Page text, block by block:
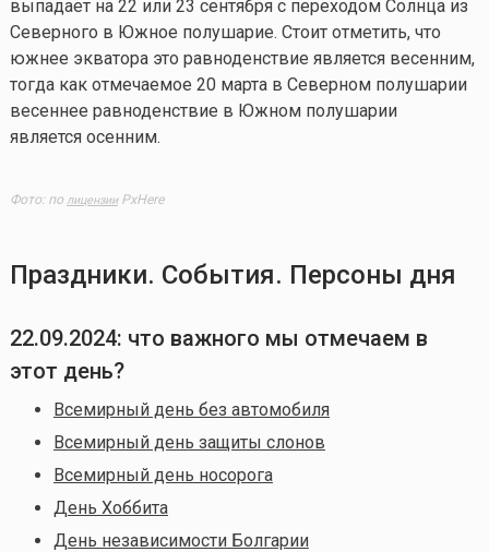
выпадает на 22 или 23 сентября с переходом Солнца из
Северного в Южное полушарие. Стоит отметить, что
южнее экватора это равноденствие является весенним,
тогда как отмечаемое 20 марта в Северном полушарии
весеннее равноденствие в Южном полушарии
является осенним.
Фото: по лицензииPxHere
Праздники. События. Персоны дня
22.09.2024: что важного мы отмечаем в
этот день?
Всемирный день без автомобиля
Всемирный день защиты слонов
Всемирный день носорога
День Хоббита
День независимости Болгарии